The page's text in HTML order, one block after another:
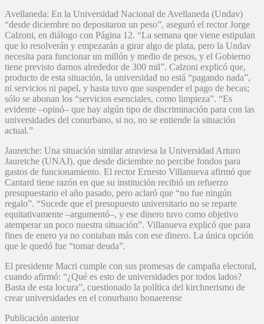
Avellaneda: En la Universidad Nacional de Avellaneda (Undav)
“desde diciembre no depositaron un peso”, aseguró el rector Jorge
Calzoni, en diálogo con Página 12. “La semana que viene estipulan
que lo resolverán y empezarán a girar algo de plata, pero la Undav
necesita para funcionar un millón y medio de pesos, y el Gobierno
tiene previsto darnos alrededor de 300 mil”. Calzoni explicó que,
producto de esta situación, la universidad no está “pagando nada”,
ni servicios ni papel, y hasta tuvo que suspender el pago de becas;
sólo se abonan los “servicios esenciales, como limpieza”. “Es
evidente –opinó– que hay algún tipo de discriminación para con las
universidades del conurbano, si no, no se entiende la situación
actual.”
Jauretche: Una situación similar atraviesa la Universidad Arturo
Jauretche (UNAJ), que desde diciembre no percibe fondos para
gastos de funcionamiento. El rector Ernesto Villanueva afirmó que
Cantard tiene razón en que su institución recibió un refuerzo
presupuestario el año pasado, pero aclaró que “no fue ningún
regalo”. “Sucede que el presupuesto universitario no se reparte
equitativamente –argumentó–, y ese dinero tuvo como objetivo
atemperar un poco nuestra situación”. Villanueva explicó que para
fines de enero ya no contaban más con ese dinero. La única opción
que le quedó fue “tomar deuda”.
El presidente Macri cumple con sus promesas de campaña electoral,
cuando afirmó: “¿Qué es esto de universidades por todos lados?
Basta de esta locura”, cuestionado la política del kirchnerismo de
crear universidades en el conurbano bonaerense
Publicación anterior